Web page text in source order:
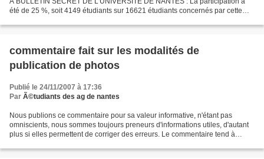
été de 25 %, soit 4149 étudiants sur 16621 étudiants concernés par cette
commentaire fait sur les modalités de
publication de photos
Publié le 24/11/2007 à 17:36
Par Ã©tudiants des ag de nantes
Nous publions ce commentaire pour sa valeur informative, n'étant pas
omniscients, nous sommes toujours preneurs d'informations utiles, d'autant
plus si elles permettent de corriger des erreurs. Le commentaire tend à